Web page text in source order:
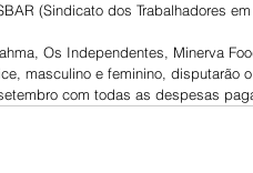
(Sindicato dos Trabalhadores
Os Independentes, Minerva
masculino e feminino, disputarão
com todas as despesas